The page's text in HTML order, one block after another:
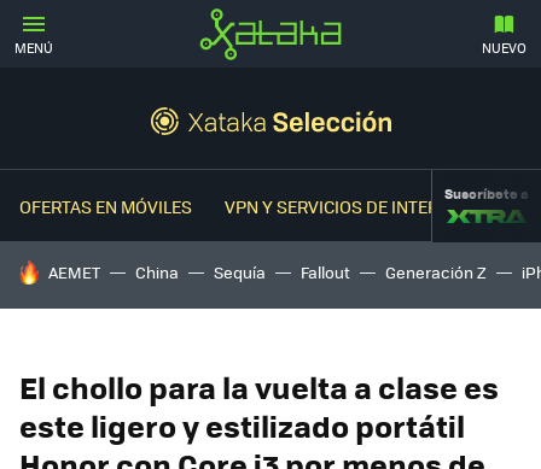
MENÚ NUEVO
OFERTAS EN MÓVILES VPN Y SERVICIOS DE INTERNETSuscríbete a
HOY SE HABLA DE
AEMET China Sequía Fallout Generación Z
El chollo para la vuelta a clase es
este ligero y estilizado portátil